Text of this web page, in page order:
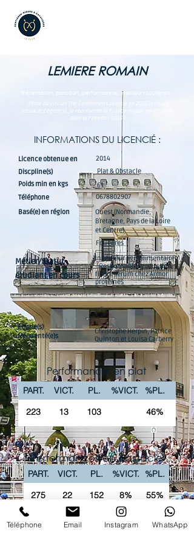
LEMIERE ROMAIN
Présentation, parcours, performances, meilleurs souvenirs...
3ème du circuit The Gentlemen's League en 2022 (circuit
obstacle Fegentri), je représente la France en plat en obstacle
dans la Fegentri 2025 !
INFORMATIONS DU LICENCIÉ :
Licence obtenue en
2014
Discpline(s)
Plat & Obstacle
Poids min en kgs
61
Téléphone
0678802907
Basé(e) en région
Ouest (Normandie,
Bretagne, Pays de la Loire
et Centre)
Fougères
Métier/Statut
étudiant en cours
Ingénieur agroalimentaire
- Responsable Production
filière sérum chez Armor
protéines
Écurie(s)
fréquenté(e)s
Christophe Herpin, Patrice
Quinton et Louisa Carberry
Performances en plat
PART. VICT. PL. %VICT.
%PL.
223
13 103 46%
Performances en obstacle
PART. VICT. PL. %VICT.
%PL.
275
22 152 8% 55%
La chaîne Youtube du Club vous propose
Téléphone Email Instagram WhatsApp